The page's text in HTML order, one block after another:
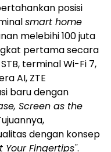
posisi
smart home
melebihi 100 juta
pertama secara
terminal Wi-Fi 7,
AI, ZTE
baru dengan
Screen as the
dengan konsep
Your Fingertips".